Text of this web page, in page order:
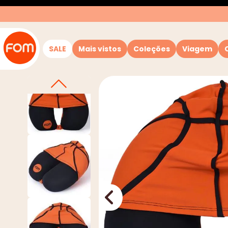
SALE Mais vistos Coleções Viagem